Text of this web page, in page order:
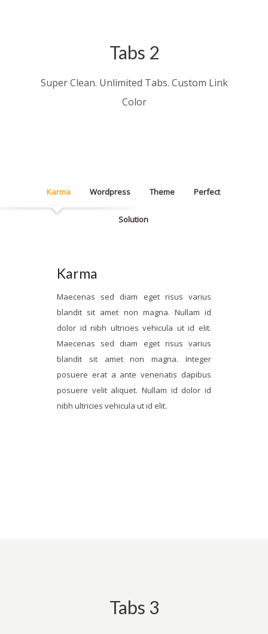
Tabs 2
Super Clean. Unlimited Tabs. Custom Link
Color
Karma Wordpress Theme Perfect
Solution
Karma
Maecenas sed diam eget risus varius
blandit sit amet non magna. Nullam id
dolor id nibh ultricies vehicula ut id elit.
Maecenas sed diam eget risus varius
blandit sit amet non magna. Integer
posuere erat a ante venenatis dapibus
posuere velit aliquet. Nullam id dolor id
nibh ultricies vehicula ut id elit.
Tabs 3